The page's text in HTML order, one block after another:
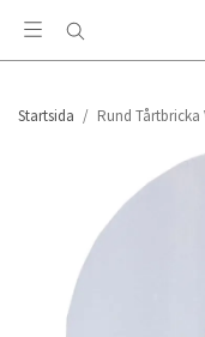
Startsida / Rund